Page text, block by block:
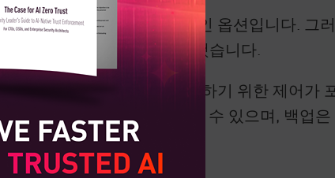
므로 많은 조직에 매력적인 옵션입니다. 그
우드 데이터 침해가 발생했습니다.
터 클라우드 데이터를 보호하기 위한 제어가
부터 보호하는 데 도움이 될 수 있으며, 백업